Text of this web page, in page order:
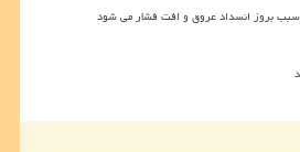
بروز انسداد عروق و افت فشار می شود